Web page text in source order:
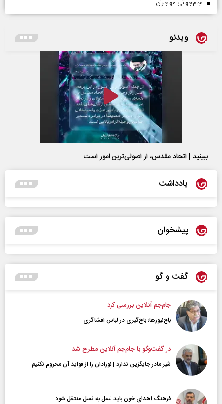
جام‌جهانی مهاجران
ویدئو
ببینید | اتحاد مقدس، از اصولی‌ترین امور است
یادداشت
پیشخوان
گفت و گو
جام‌جم آنلاین بررسی کرد
باج‌نیوزها؛ باج‌گیری در لباس افشاگری
در گفت‌و‌گو با جام‌جم آنلاین مطرح شد
شیر مادر جایگزین ندارد | نوزادان را از فواید آن محروم نکنیم
فرهنگ اهدای خون باید نسل به نسل منتقل شود